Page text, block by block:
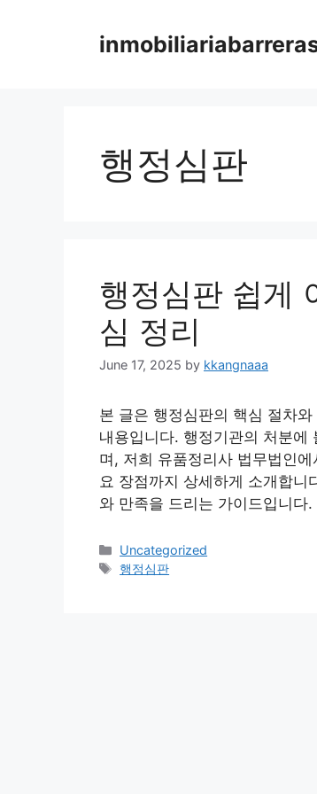
행정심판
행정심판 쉽게
심 정리
June 17, 2025 by kkangnaaa
본 글은 행정심판의 핵심 절차
내용입니다. 행정기관의 처분에
며, 저희 유품정리사 법무법인
요 장점까지 상세하게 소개합니
와 만족을 드리는 가이드입니다.
Categories
Uncategorized
Tags
행정심판